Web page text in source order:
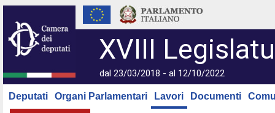
XVIII
dal 23/03/2018 - al 12/10/2022
Deputati Organi Parlamentari Lavori Documenti